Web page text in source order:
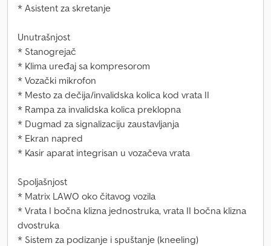
* Asistent za skretanje
Unutrašnjost
* Stanogrejač
* Klima uređaj sa kompresorom
* Vozački mikrofon
* Mesto za dečija/invalidska kolica kod vrata II
* Rampa za invalidska kolica preklopna
* Dugmad za signalizaciju zaustavljanja
* Ekran napred
* Kasir aparat integrisan u vozačeva vrata
Spoljašnjost
* Matrix LAWO oko čitavog vozila
* Vrata I bočna klizna jednostruka, vrata II bočna klizna
dvostruka
* Sistem za podizanje i spuštanje (kneeling)